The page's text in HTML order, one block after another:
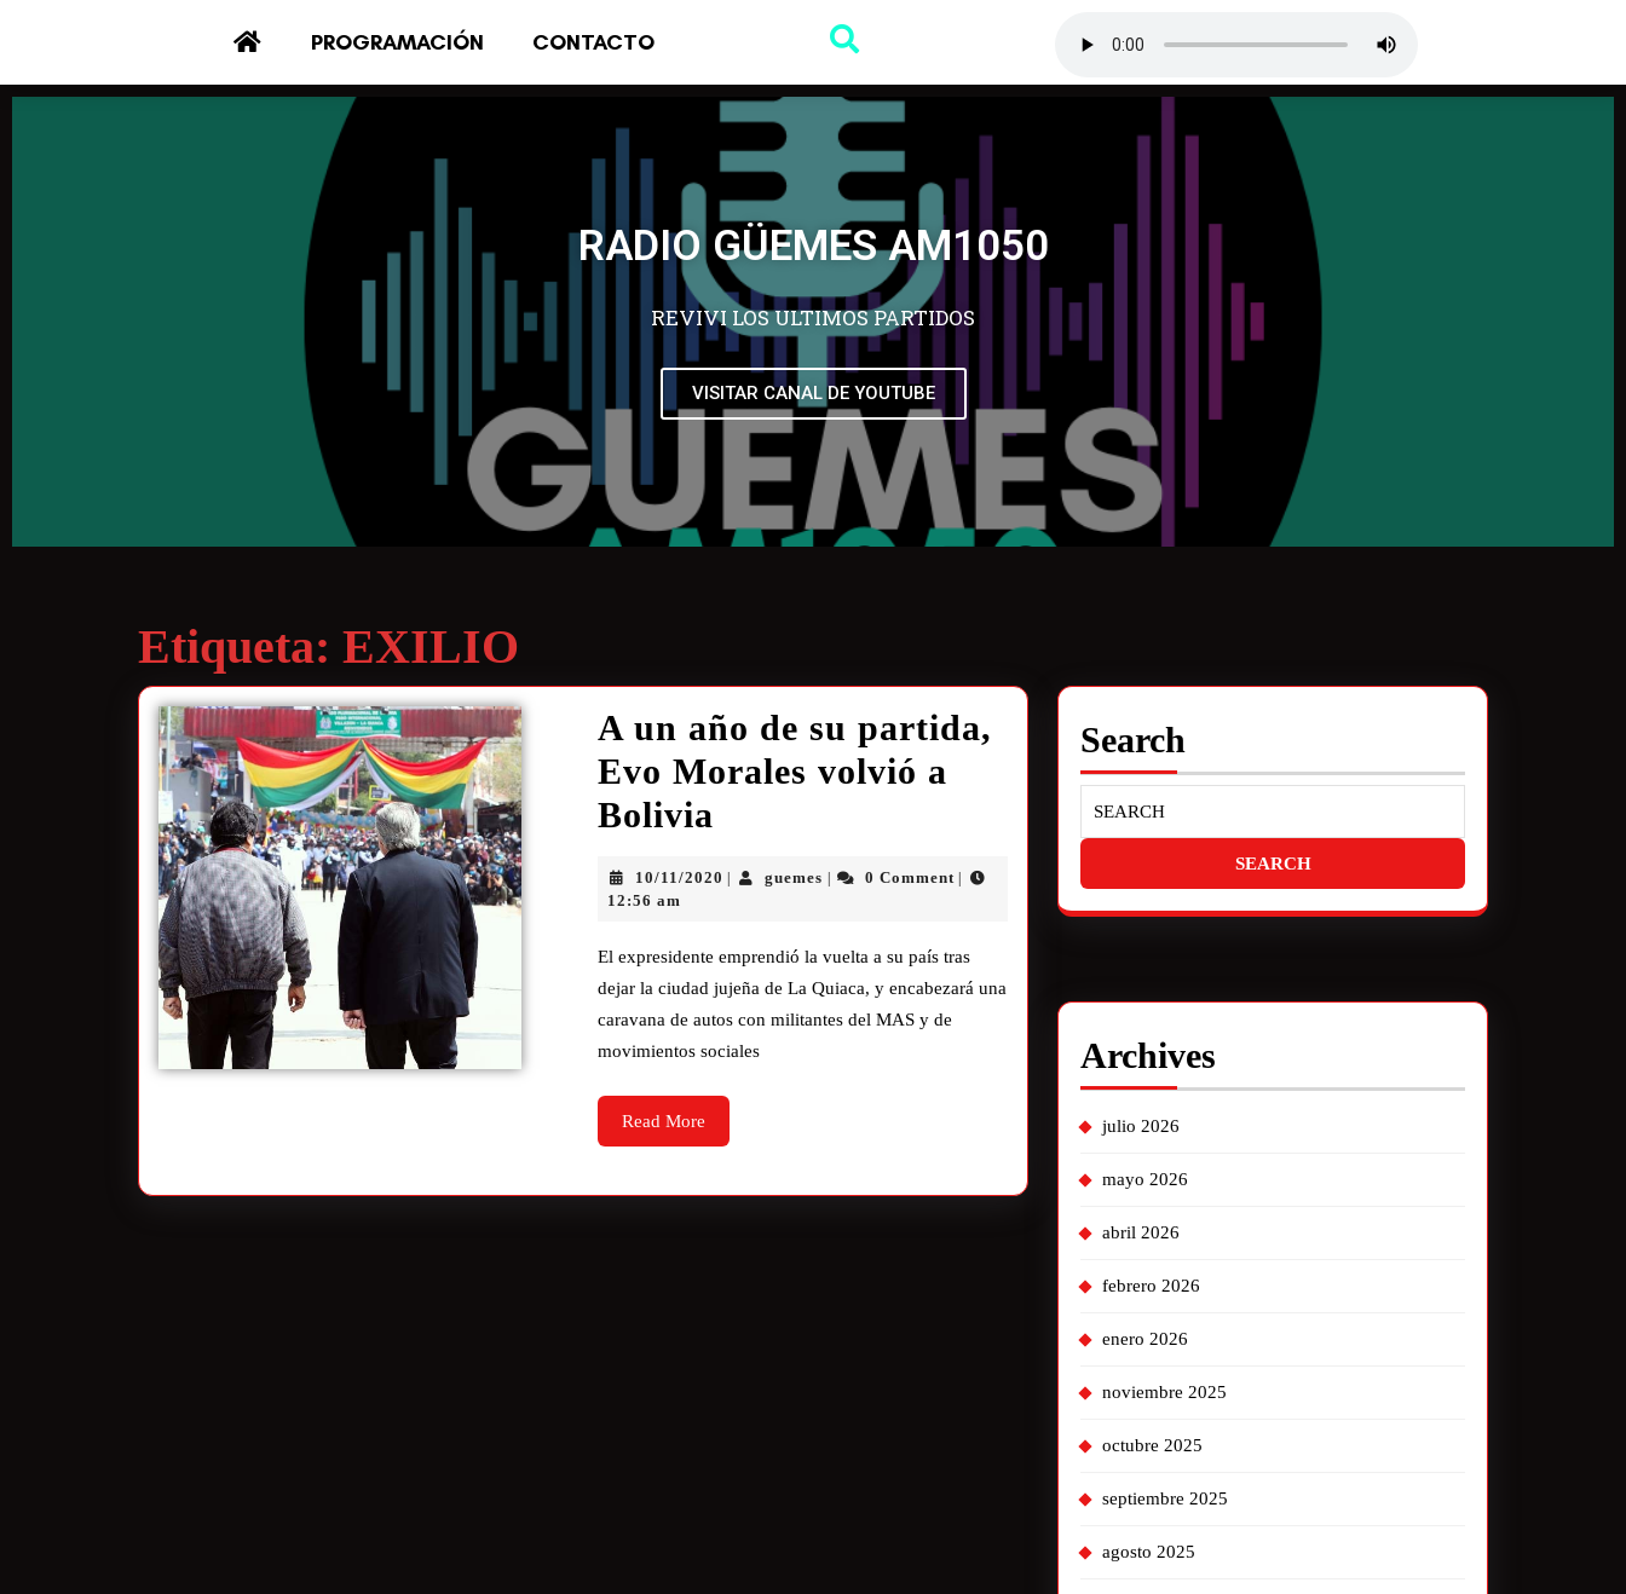
PROGRAMACIÓN CONTACTO
RADIO GÜEMES AM1050
REVIVI LOS ULTIMOS PARTIDOS
VISITAR CANAL DE YOUTUBE
Etiqueta: EXILIO
A un año de su partida,
Evo Morales volvió a
Bolivia
10/11/2020 guemes 0 Comment
12:56 am
El expresidente emprendió la vuelta a su país tras
dejar la ciudad jujeña de La Quiaca, y encabezará una
caravana de autos con militantes del MAS y de
movimientos sociales
Read More
Search
Archives
julio 2026
mayo 2026
abril 2026
febrero 2026
enero 2026
noviembre 2025
octubre 2025
septiembre 2025
agosto 2025